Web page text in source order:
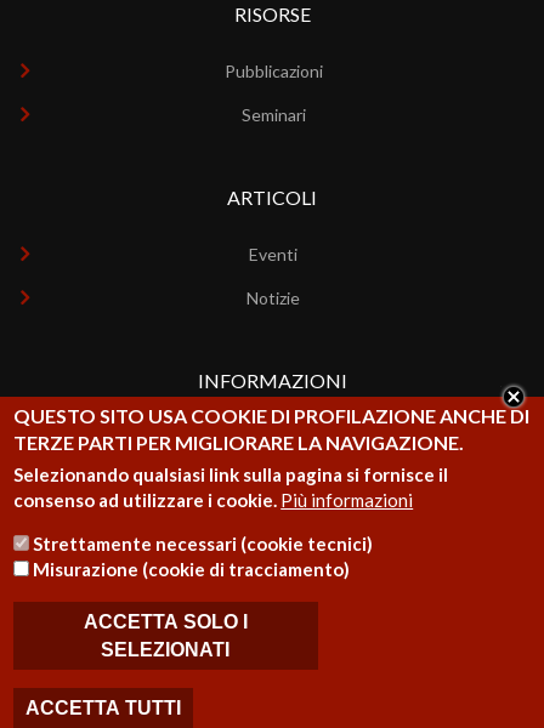
RISORSE
Pubblicazioni
Seminari
ARTICOLI
Eventi
Notizie
INFORMAZIONI
Chi siamo
Contatti
QUESTO SITO USA COOKIE DI PROFILAZIONE ANCHE DI
TERZE PARTI PER MIGLIORARE LA NAVIGAZIONE.
Selezionando qualsiasi link sulla pagina si fornisce il
consenso ad utilizzare i cookie. Più informazioni
Strettamente necessari (cookie tecnici)
Misurazione (cookie di tracciamento)
ACCETTA SOLO I
SELEZIONATI
ACCETTA TUTTI